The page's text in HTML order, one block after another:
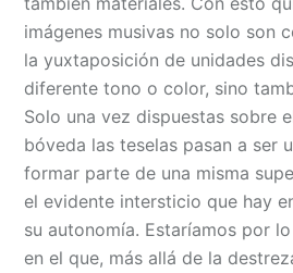
imágenes musivas no solo son
la yuxtaposición de unidades
diferente tono o color, sino
Solo una vez dispuestas sobre
bóveda las teselas pasan a ser
formar parte de una misma
el evidente intersticio que hay
su autonomía. Estaríamos por
en el que, más allá de la